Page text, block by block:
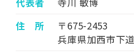
住 所
〒675-2453
兵庫県加西市下